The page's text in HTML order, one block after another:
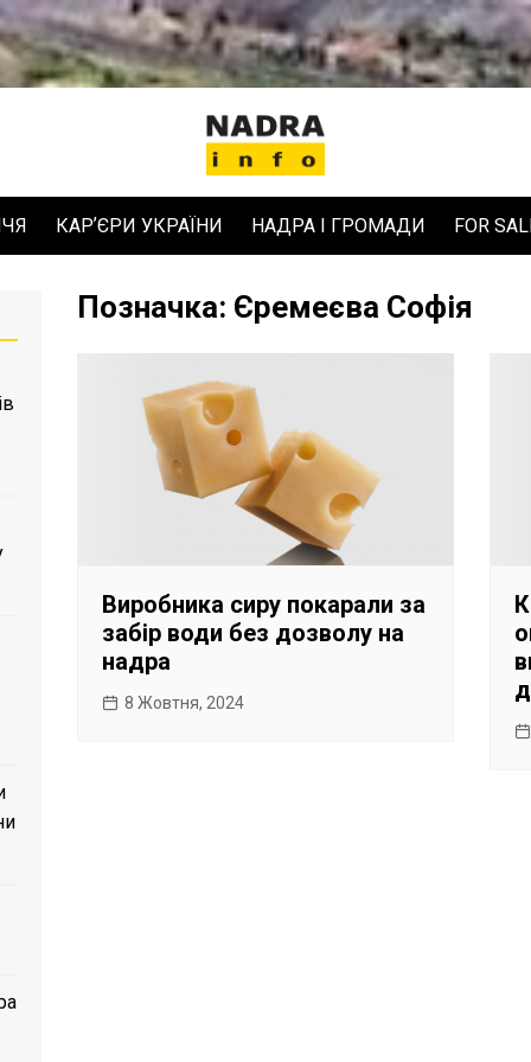
КАРʼЄРИ УКРАЇНИ НАДРА І ГРОМАДИ FOR
Позначка: Єремеєва Софія
Виробника сиру покарали за
забір води без дозволу на
надра
8 Жовтня, 2024